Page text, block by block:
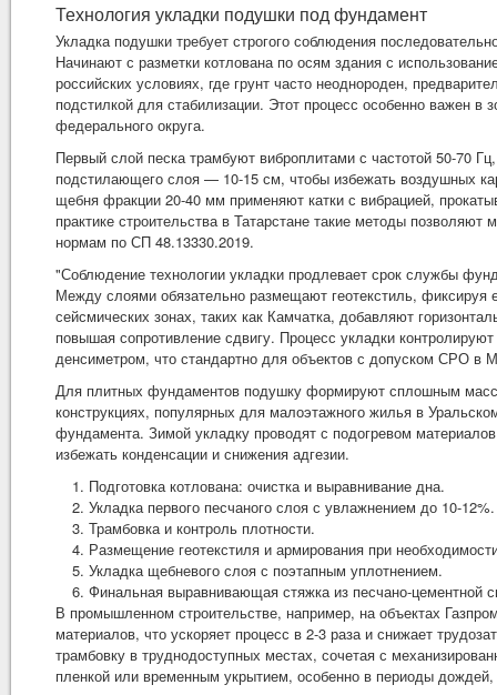
Технология укладки подушки под фундамент
Укладка подушки требует строгого соблюдения
Начинают с разметки котлована по осям здания с
российских условиях, где грунт часто неоднороден,
подстилкой для стабилизации. Этот процесс особенно важен
федерального округа.
Первый слой песка трамбуют виброплитами с частотой 50-70
подстилающего слоя — 10-15 см, чтобы избежать воздушных
щебня фракции 20-40 мм применяют катки с вибрацией,
практике строительства в Татарстане такие методы
нормам по СП 48.13330.2019.
"Соблюдение технологии укладки продлевает срок службы
Между слоями обязательно размещают геотекстиль, фиксируя
сейсмических зонах, таких как Камчатка, добавляют
повышая сопротивление сдвигу. Процесс укладки
денсиметром, что стандартно для объектов с допуском СРО в
Для плитных фундаментов подушку формируют сплошным
конструкциях, популярных для малоэтажного жилья в
фундамента. Зимой укладку проводят с подогревом
избежать конденсации и снижения адгезии.
Подготовка котлована: очистка и выравнивание дна.
Укладка первого песчаного слоя с увлажнением до 10-12%.
Трамбовка и контроль плотности.
Размещение геотекстиля и армирования при
Укладка щебневого слоя с поэтапным уплотнением.
Финальная выравнивающая стяжка из песчано-цементной
В промышленном строительстве, например, на объектах
материалов, что ускоряет процесс в 2-3 раза и снижает
трамбовку в труднодоступных местах, сочетая с
пленкой или временным укрытием, особенно в периоды